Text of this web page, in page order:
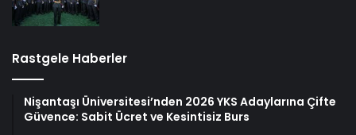
Rastgele Haberler
Nişantaşı Üniversitesi’nden 2026 YKS Adaylarına Çifte
Güvence: Sabit Ücret ve Kesintisiz Burs